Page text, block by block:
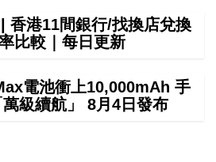
香港11間銀行/找換店兌換
比較｜每日更新
電池衝上10,000mAh 手
級續航」 8月4日發布